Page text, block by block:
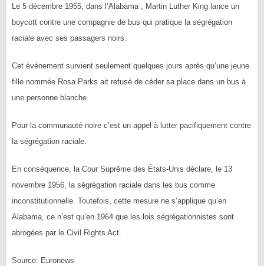
Le 5 décembre 1955, dans l’Alabama , Martin Luther King lance un
boycott contre une compagnie de bus qui pratique la ségrégation
raciale avec ses passagers noirs.
Cet événement survient seulement quelques jours après qu’une jeune
fille nommée Rosa Parks ait refusé de céder sa place dans un bus à
une personne blanche.
Pour la communauté noire c’est un appel à lutter pacifiquement contre
la ségrégation raciale.
En conséquence, la Cour Suprême des États-Unis déclare, le 13
novembre 1956, la ségrégation raciale dans les bus comme
inconstitutionnelle. Toutefois, cette mesure ne s’applique qu’en
Alabama, ce n’est qu’en 1964 que les lois ségrégationnistes sont
abrogées par le Civil Rights Act.
Source: Euronews